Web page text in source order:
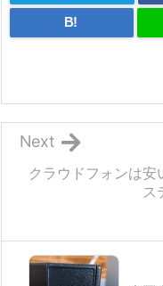
B!
クラウドフォンは安
ス
Next